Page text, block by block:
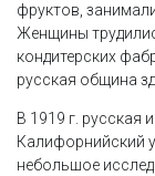
фруктов,
Женщины
кондитерских
русская община
В 1919 г.
Калифорнийский
небольшое